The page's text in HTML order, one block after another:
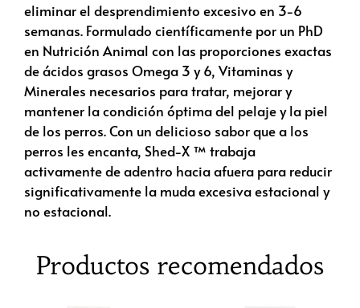
eliminar el desprendimiento excesivo en 3-6
semanas. Formulado científicamente por un PhD
en Nutrición Animal con las proporciones exactas
de ácidos grasos Omega 3 y 6, Vitaminas y
Minerales necesarios para tratar, mejorar y
mantener la condición óptima del pelaje y la piel
de los perros. Con un delicioso sabor que a los
perros les encanta, Shed-X ™ trabaja
activamente de adentro hacia afuera para reducir
significativamente la muda excesiva estacional y
no estacional.
Productos recomendados